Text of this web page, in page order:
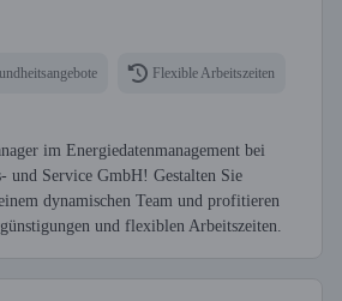
Flexible Arbeitszeiten
im Energiedatenmanagement bei
und Service GmbH! Gestalten Sie
dynamischen Team und profitieren
und flexiblen Arbeitszeiten.